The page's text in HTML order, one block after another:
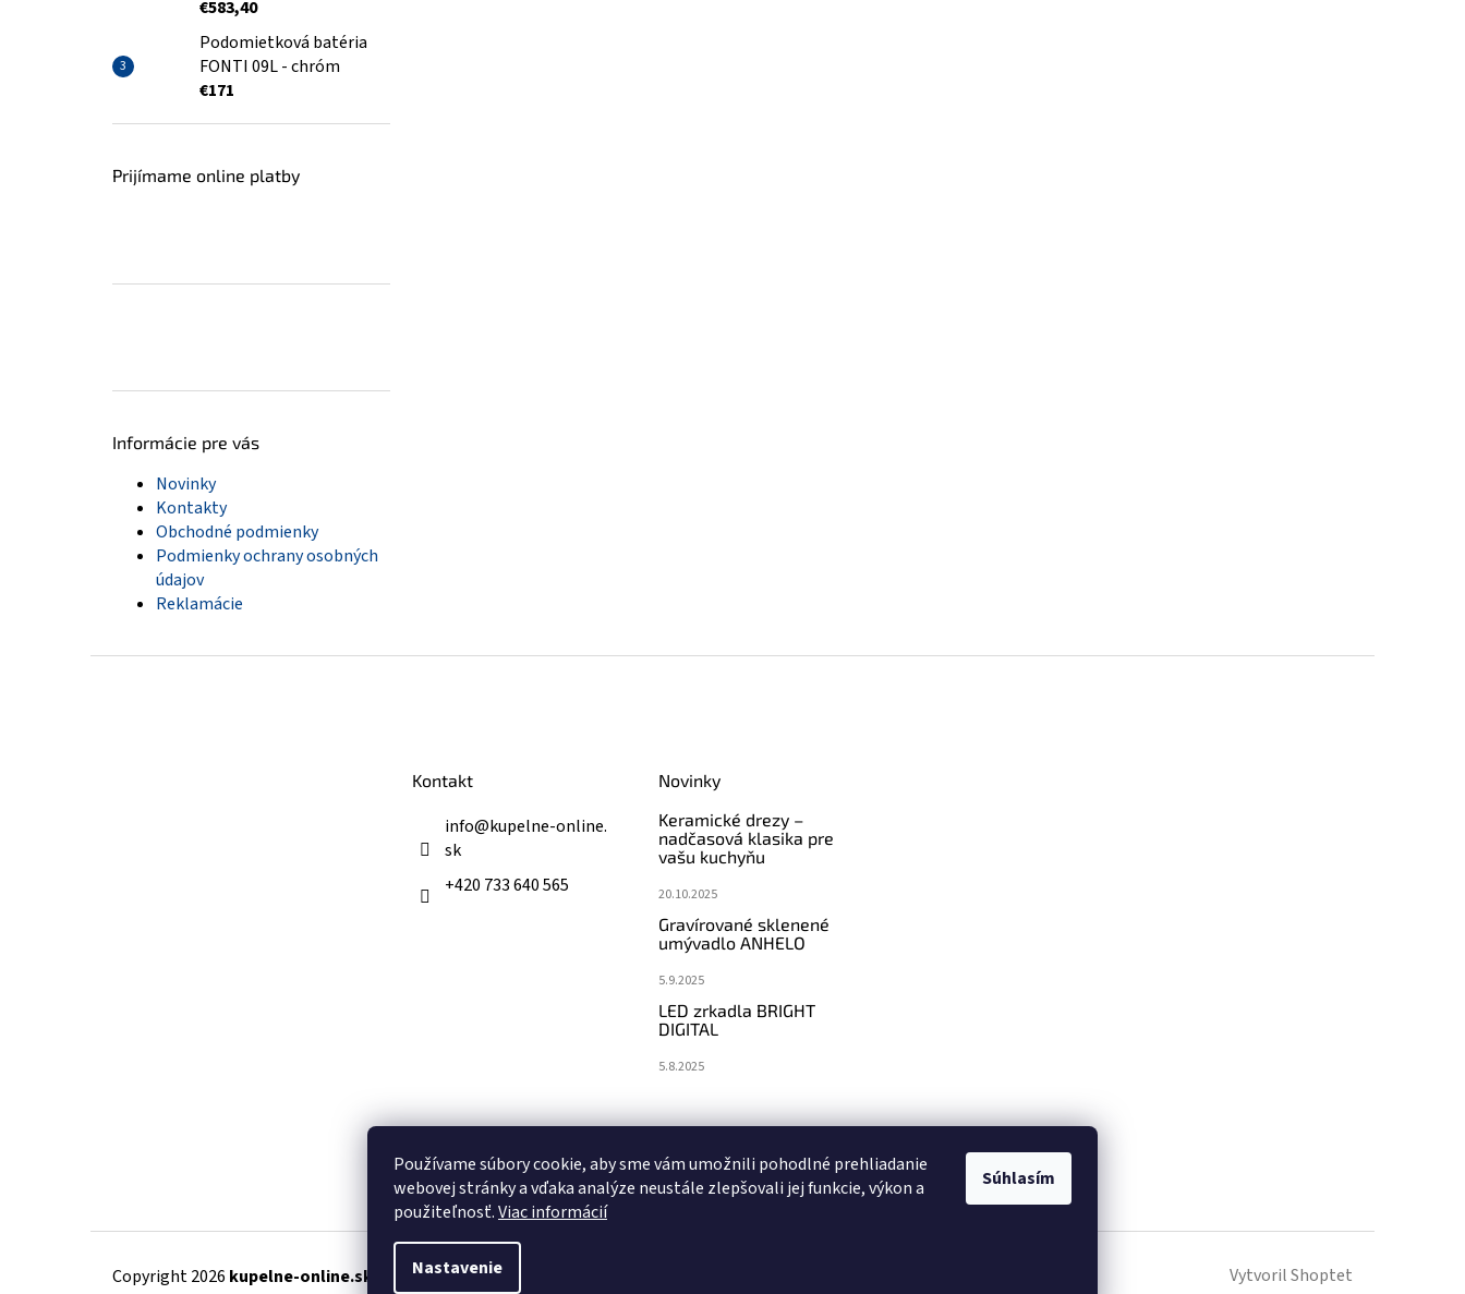
Používame súbory cookie, aby sme vám umožnili pohodlné prehliadanie
webovej stránky a vďaka analýze neustále zlepšovali jej funkcie, výkon a
použiteľnosť.Viac informácií
Nastavenie
Súhlasím
€583,40
Podomietková batéria
FONTI 09L - chróm
€171
Prijímame online platby
Informácie pre vás
Novinky
Kontakty
Obchodné podmienky
Podmienky ochrany osobných
údajov
Reklamácie
Kontakt
info@kupelne-online.
sk
+420 733 640 565
Novinky
Keramické drezy –
nadčasová klasika pre
vašu kuchyňu
20.10.2025
Gravírované sklenené
umývadlo ANHELO
5.9.2025
LED zrkadla BRIGHT
DIGITAL
5.8.2025
Vytvoril Shoptet
Copyright 2026 kupelne-online.sk . Všetky práva vyhradené.